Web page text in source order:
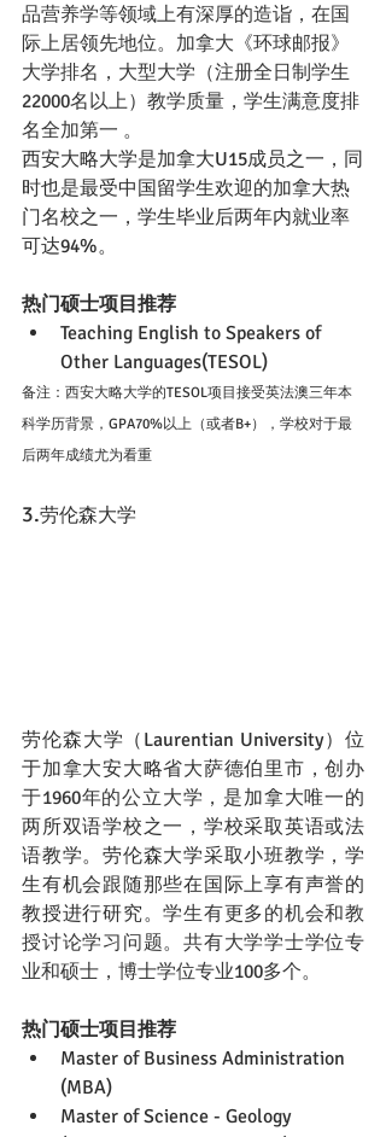
品营养学等领域上有深厚的造诣，在国
际上居领先地位。加拿大《环球邮报》
大学排名，大型大学（注册全日制学生
22000名以上）教学质量，学生满意度排
名全加第一 。
西安大略大学是加拿大U15成员之一，同
时也是最受中国留学生欢迎的加拿大热
门名校之一，学生毕业后两年内就业率
可达94%。
热门硕士项目推荐
Teaching English to Speakers of
Other Languages(TESOL)
备注：西安大略大学的TESOL项目接受英法澳三年本
科学历背景，GPA70%以上（或者B+），学校对于最
后两年成绩尤为看重
3.劳伦森大学
劳伦森大学（Laurentian University）位
于加拿大安大略省大萨德伯里市，创办
于1960年的公立大学， 是加拿大唯一的
两所双语学校之一，学校采取英语或法
语教学。劳伦森大学采取小班教学，学
生有机会跟随那些在国际上享有声誉的
教授进行研究。学生有更多的机会和教
授讨论学习问题。共有大学学士学位专
业和硕士，博士学位专业100多个。
热门硕士项目推荐
Master of Business Administration
(MBA)
Master of Science - Geology